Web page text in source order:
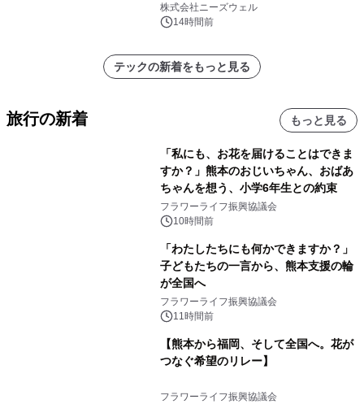
株式会社ニーズウェル
14時間前
テックの新着をもっと見る
旅行の新着 もっと見る
「私にも、お花を届けることはできま
すか？」熊本のおじいちゃん、おばあ
ちゃんを想う、小学6年生との約束
フラワーライフ振興協議会
10時間前
「わたしたちにも何かできますか？」
子どもたちの一言から、熊本支援の輪
が全国へ
フラワーライフ振興協議会
11時間前
【熊本から福岡、そして全国へ。花が
つなぐ希望のリレー】
フラワーライフ振興協議会